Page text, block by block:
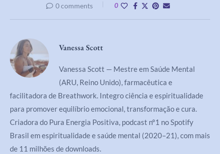
0 comments 0
Vanessa Scott
Vanessa Scott — Mestre em Saúde Mental
(ARU, Reino Unido), farmacêutica e
facilitadora de Breathwork. Integro ciência e espiritualidade
para promover equilíbrio emocional, transformação e cura.
Criadora do Pura Energia Positiva, podcast nº1 no Spotify
Brasil em espiritualidade e saúde mental (2020–21), com mais
de 11 milhões de downloads.